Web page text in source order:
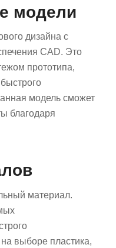
модели
дизайна с
CAD. Это
прототипа,
модель сможет
благодаря
материал.
выборе пластика,